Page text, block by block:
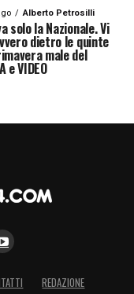
del
TOP NEWS
Alberto Petrosilli
solo la Nazionale. Vi
dietro le quinte
male del
e VIDEO
REDAZIONE